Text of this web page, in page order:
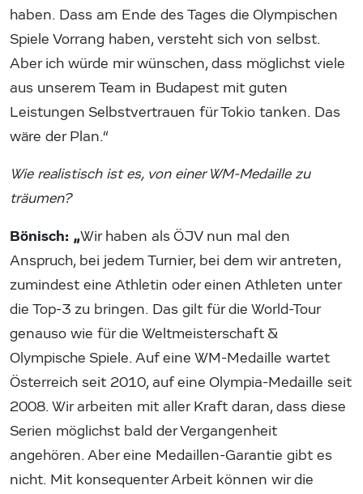
haben. Dass am Ende des Tages die Olympischen
Spiele Vorrang haben, versteht sich von selbst.
Aber ich würde mir wünschen, dass möglichst viele
aus unserem Team in Budapest mit guten
Leistungen Selbstvertrauen für Tokio tanken. Das
wäre der Plan.“
Wie realistisch ist es, von einer WM-Medaille zu
träumen?
Bönisch: „Wir haben als ÖJV nun mal den
Anspruch, bei jedem Turnier, bei dem wir antreten,
zumindest eine Athletin oder einen Athleten unter
die Top-3 zu bringen. Das gilt für die World-Tour
genauso wie für die Weltmeisterschaft &
Olympische Spiele. Auf eine WM-Medaille wartet
Österreich seit 2010, auf eine Olympia-Medaille seit
2008. Wir arbeiten mit aller Kraft daran, dass diese
Serien möglichst bald der Vergangenheit
angehören. Aber eine Medaillen-Garantie gibt es
nicht. Mit konsequenter Arbeit können wir die